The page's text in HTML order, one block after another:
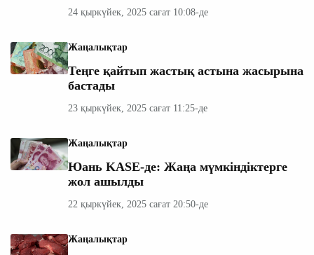
24 қыркүйек, 2025 сағат 10:08-де
Жаңалықтар
Теңге қайтып жастық астына жасырына
бастады
23 қыркүйек, 2025 сағат 11:25-де
Жаңалықтар
Юань KASE-де: Жаңа мүмкіндіктерге
жол ашылды
22 қыркүйек, 2025 сағат 20:50-де
Жаңалықтар